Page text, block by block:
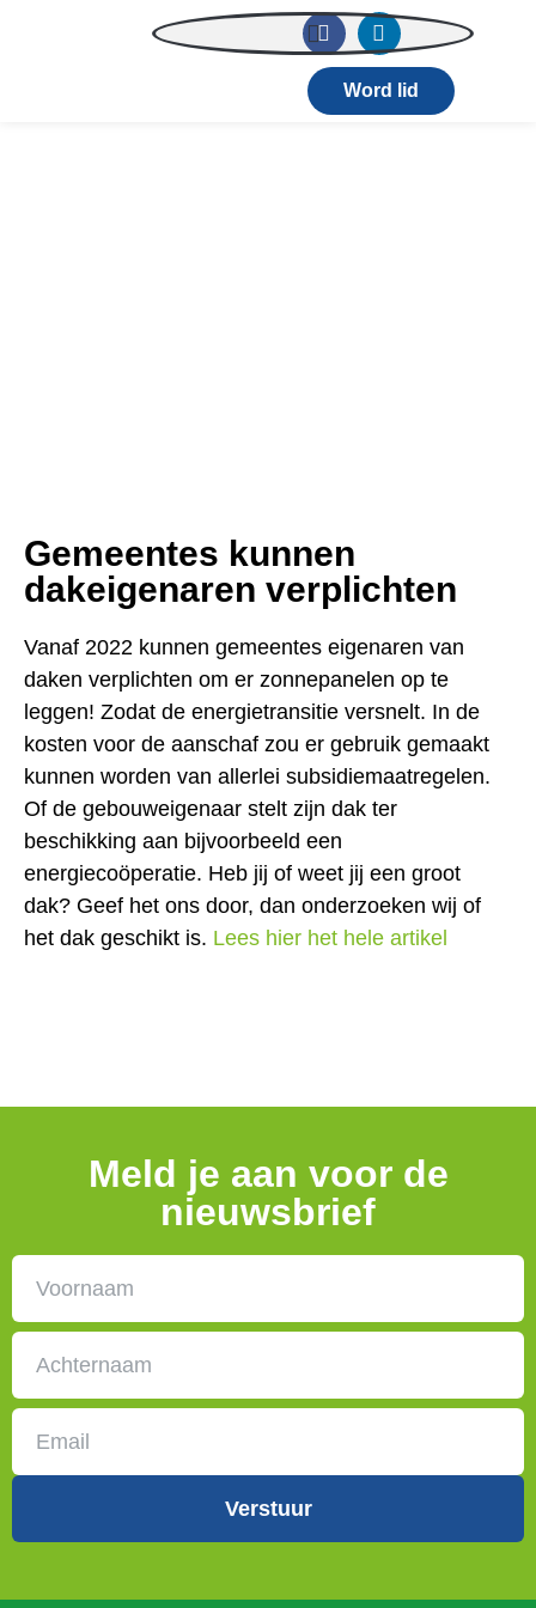
Word lid
Gemeentes kunnen
dakeigenaren verplichten
Vanaf 2022 kunnen gemeentes eigenaren van
daken verplichten om er zonnepanelen op te
leggen! Zodat de energietransitie versnelt. In de
kosten voor de aanschaf zou er gebruik gemaakt
kunnen worden van allerlei subsidiemaatregelen.
Of de gebouweigenaar stelt zijn dak ter
beschikking aan bijvoorbeeld een
energiecoöperatie. Heb jij of weet jij een groot
dak? Geef het ons door, dan onderzoeken wij of
het dak geschikt is. Lees hier het hele artikel
Meld je aan voor de
nieuwsbrief
Naam
E-mailadres